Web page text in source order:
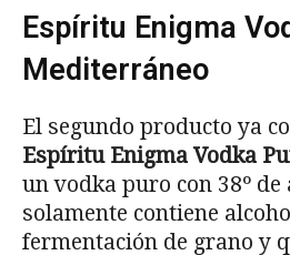
Espíritu Enigma
Mediterráneo
El segundo producto ya
Espíritu Enigma Vodka
un vodka puro con 38º de
solamente contiene
fermentación de grano y